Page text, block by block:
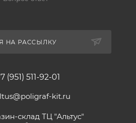
НА РАССЫЛКУ
(951) 511-92-01
kit.ru
склад ТЦ "Альтус"